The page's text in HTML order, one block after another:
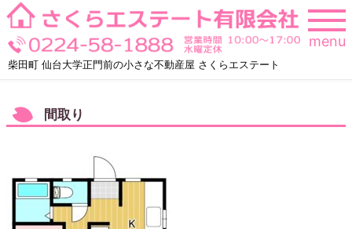
Skip
to
content
柴田町 仙台大学正門前の小さな不動産屋 さくらエステート
menu
間取り